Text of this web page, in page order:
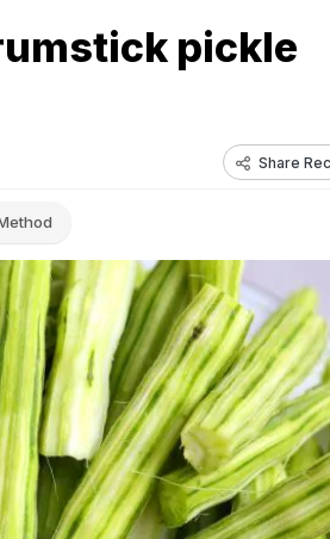
pickle
Share